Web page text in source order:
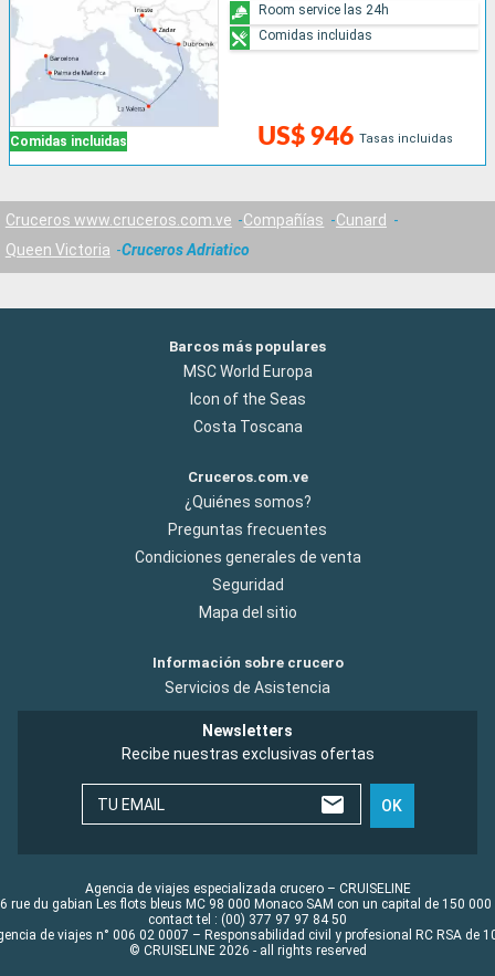
Comidas incluidas US$ 946 Tasas incluidas
Room service las 24h
Comidas incluidas
Cruceros www.cruceros.com.ve Compañías
Cunard
Queen Victoria
Cruceros Adriatico
Barcos más populares
MSC World Europa
Icon of the Seas
Costa Toscana
Cruceros.com.ve
¿Quiénes somos?
Preguntas frecuentes
Condiciones generales de venta
Seguridad
Mapa del sitio
Información sobre crucero
Servicios de Asistencia
Newsletters
Recibe nuestras exclusivas ofertas
TU EMAIL OK
Agencia de viajes especializada crucero – CRUISELINE
rue du gabian Les flots bleus MC 98 000 Monaco SAM con un capital de 150 000
contact tel : (00) 377 97 97 84 50
de viajes n° 006 02 0007 – Responsabilidad civil y profesional RC RSA de
© CRUISELINE 2026 - all rights reserved